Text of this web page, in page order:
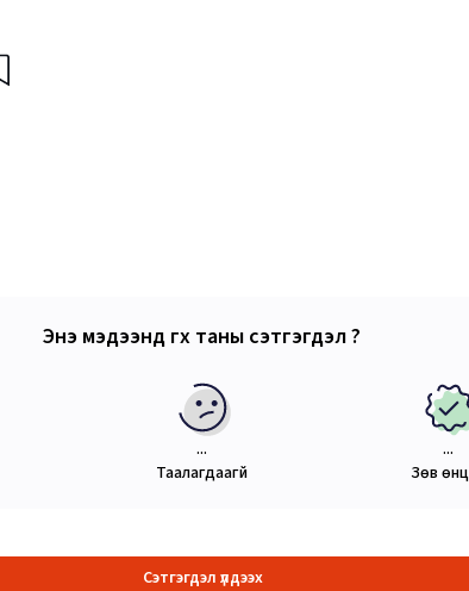
Энэ мэдээнд өгөх таны сэтгэгдэл ?
...
Таалагдаагүй
...
Зөв
Сэтгэгдэл үлдээх